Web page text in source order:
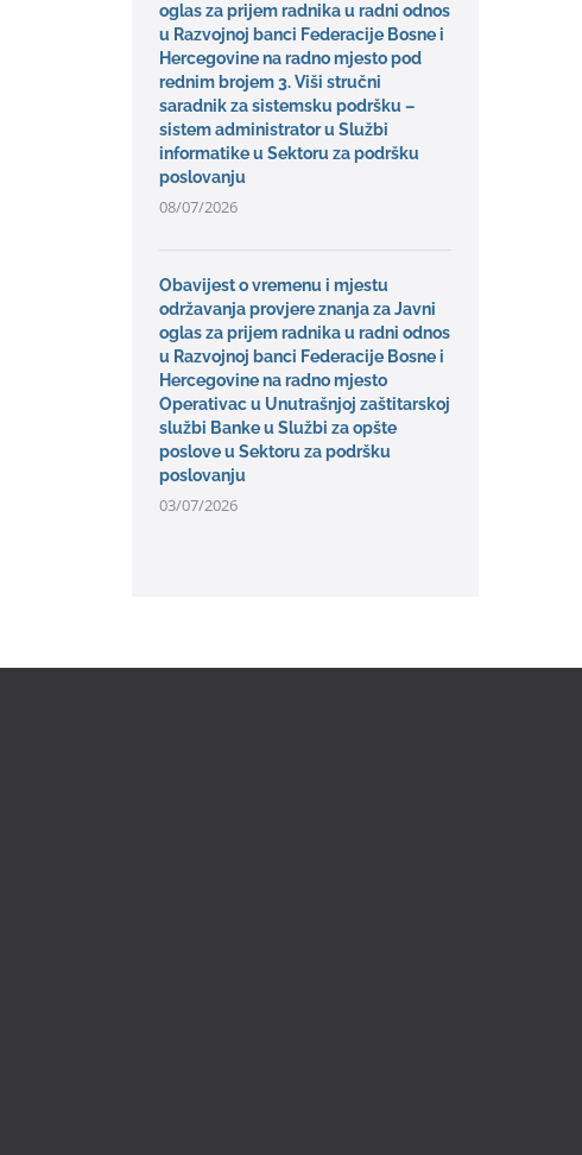
oglas za prijem radnika u radni odnos
u Razvojnoj banci Federacije Bosne i
Hercegovine na radno mjesto pod
rednim brojem 3. Viši stručni
saradnik za sistemsku podršku –
sistem administrator u Službi
informatike u Sektoru za podršku
poslovanju
08/07/2026
Obavijest o vremenu i mjestu
održavanja provjere znanja za Javni
oglas za prijem radnika u radni odnos
u Razvojnoj banci Federacije Bosne i
Hercegovine na radno mjesto
Operativac u Unutrašnjoj zaštitarskoj
službi Banke u Službi za opšte
poslove u Sektoru za podršku
poslovanju
03/07/2026